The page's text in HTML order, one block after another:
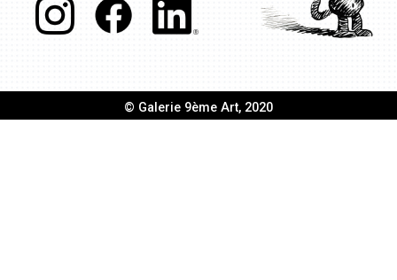
© Galerie 9ème Art, 2020